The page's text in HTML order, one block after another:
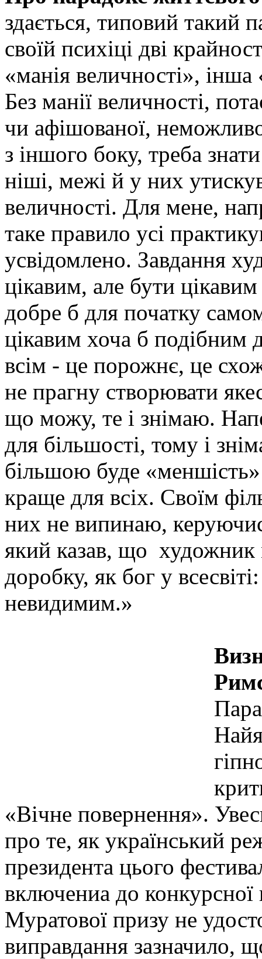
здається, типовий такий
своїй психіці дві
«манія величності»,
Без манії величності,
чи афішованої,
з іншого боку, треба
ніші, межі й у них
величності. Для мене,
таке правило усі
усвідомлено. Завдання
цікавим, але бути
добре б для початку
цікавим хоча б подібним
всім - це порожнє, це
не прагну створювати
що можу, те і знімаю.
для більшості, тому і
більшою буде
краще для всіх. Своїм
них не випинаю,
який казав, що художник
доробку, як бог у
невидимим.»
«Вічне повернення».
про те, як український
президента цього
включениа до
Муратової призу не
виправдання зазначило,